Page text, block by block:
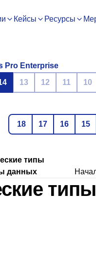
Кейсы Ресурсы
Pro Enterprise
13 12 11 10
18
17 16 15
типы
данных
типы